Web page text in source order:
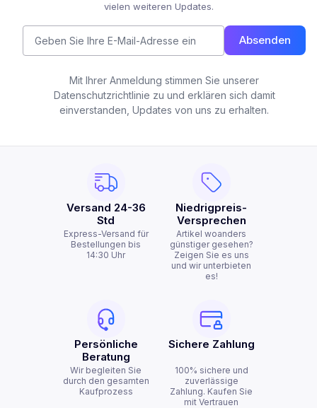
vielen weiteren Updates.
Absenden
Mit Ihrer Anmeldung stimmen Sie unserer
Datenschutzrichtlinie zu und erklären sich damit
einverstanden, Updates von uns zu erhalten.
Versand 24-36
Std
Express-Versand für
Bestellungen bis
14:30 Uhr
Niedrigpreis-
Versprechen
Artikel woanders
günstiger gesehen?
Zeigen Sie es uns
und wir unterbieten
es!
Persönliche
Beratung
Wir begleiten Sie
durch den gesamten
Kaufprozess
Sichere Zahlung
100% sichere und
zuverlässige
Zahlung. Kaufen Sie
mit Vertrauen